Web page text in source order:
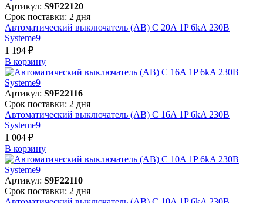
Артикул: S9F22120
Срок поставки: 2 дня
Автоматический выключатель (АВ) C 20A 1P 6kA 230В
Systeme9
1 194 ₽
В корзинy
Артикул: S9F22116
Срок поставки: 2 дня
Автоматический выключатель (АВ) C 16A 1P 6kA 230В
Systeme9
1 004 ₽
В корзинy
Артикул: S9F22110
Срок поставки: 2 дня